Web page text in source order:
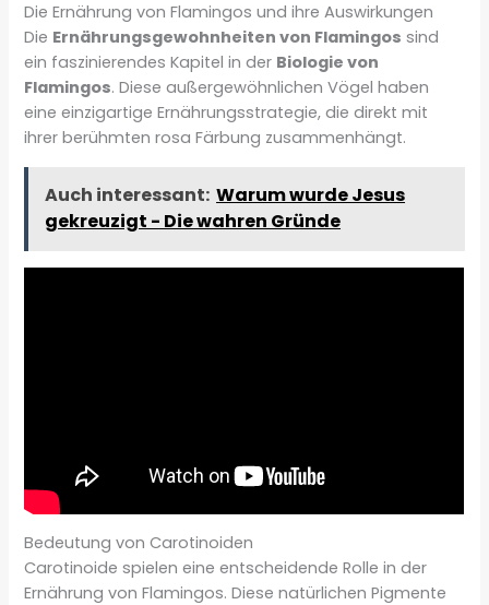
Die Ernährung von Flamingos und ihre Auswirkungen
Die Ernährungsgewohnheiten von Flamingos sind
ein faszinierendes Kapitel in der Biologie von
Flamingos. Diese außergewöhnlichen Vögel haben
eine einzigartige Ernährungsstrategie, die direkt mit
ihrer berühmten rosa Färbung zusammenhängt.
Auch interessant: Warum wurde Jesus
gekreuzigt - Die wahren Gründe
Bedeutung von Carotinoiden
Carotinoide spielen eine entscheidende Rolle in der
Ernährung von Flamingos. Diese natürlichen Pigmente